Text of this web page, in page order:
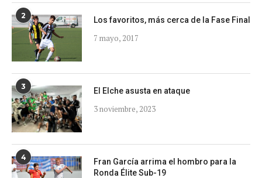
2 Los favoritos, más cerca de la Fase Final
7 mayo, 2017
3 El Elche asusta en ataque
3 noviembre, 2023
4
Fran García arrima el hombro para la
Ronda Élite Sub-19